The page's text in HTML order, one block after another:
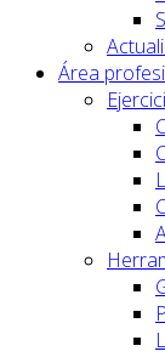
Área